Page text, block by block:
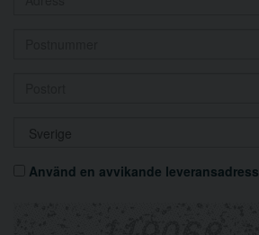
Använd en avvikande leveransadress